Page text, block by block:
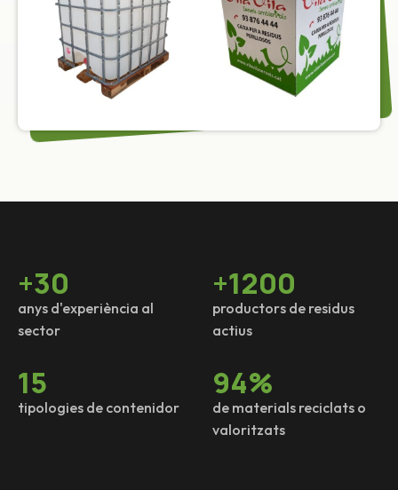
anys d'experiència al
sector
+30
productors de residus
actius
+1200
tipologies de contenidor
15
de materials reciclats o
valoritzats
94%